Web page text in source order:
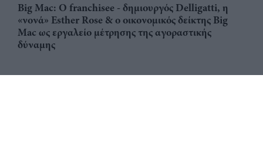
Big Mac: Ο franchisee - δημιουργός Delligatti, η
«νονά» Esther Rose & ο οικονομικός δείκτης Big
Mac ως εργαλείο μέτρησης της αγοραστικής
δύναμης